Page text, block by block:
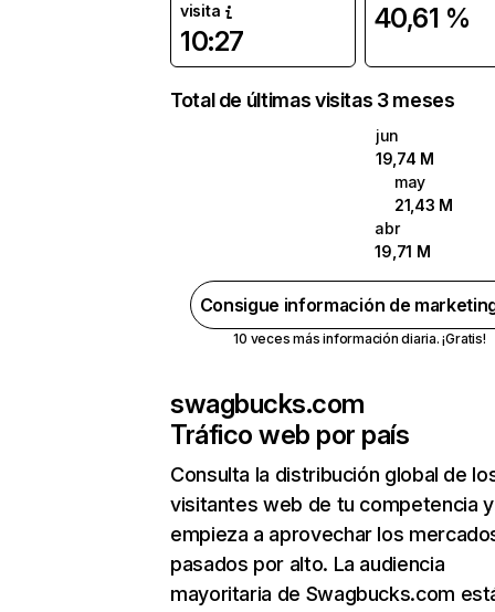
visita
10:27
40,61 %
Total de últimas visitas 3 meses
jun
19,74 M
may
21,43 M
abr
19,71 M
Consigue información de
10 veces más información diaria. ¡Gratis!
swagbucks.com
Tráfico web por país
Consulta la distribución global de
visitantes web de tu competencia y
empieza a aprovechar los
pasados por alto. La audiencia
mayoritaria de Swagbucks.com